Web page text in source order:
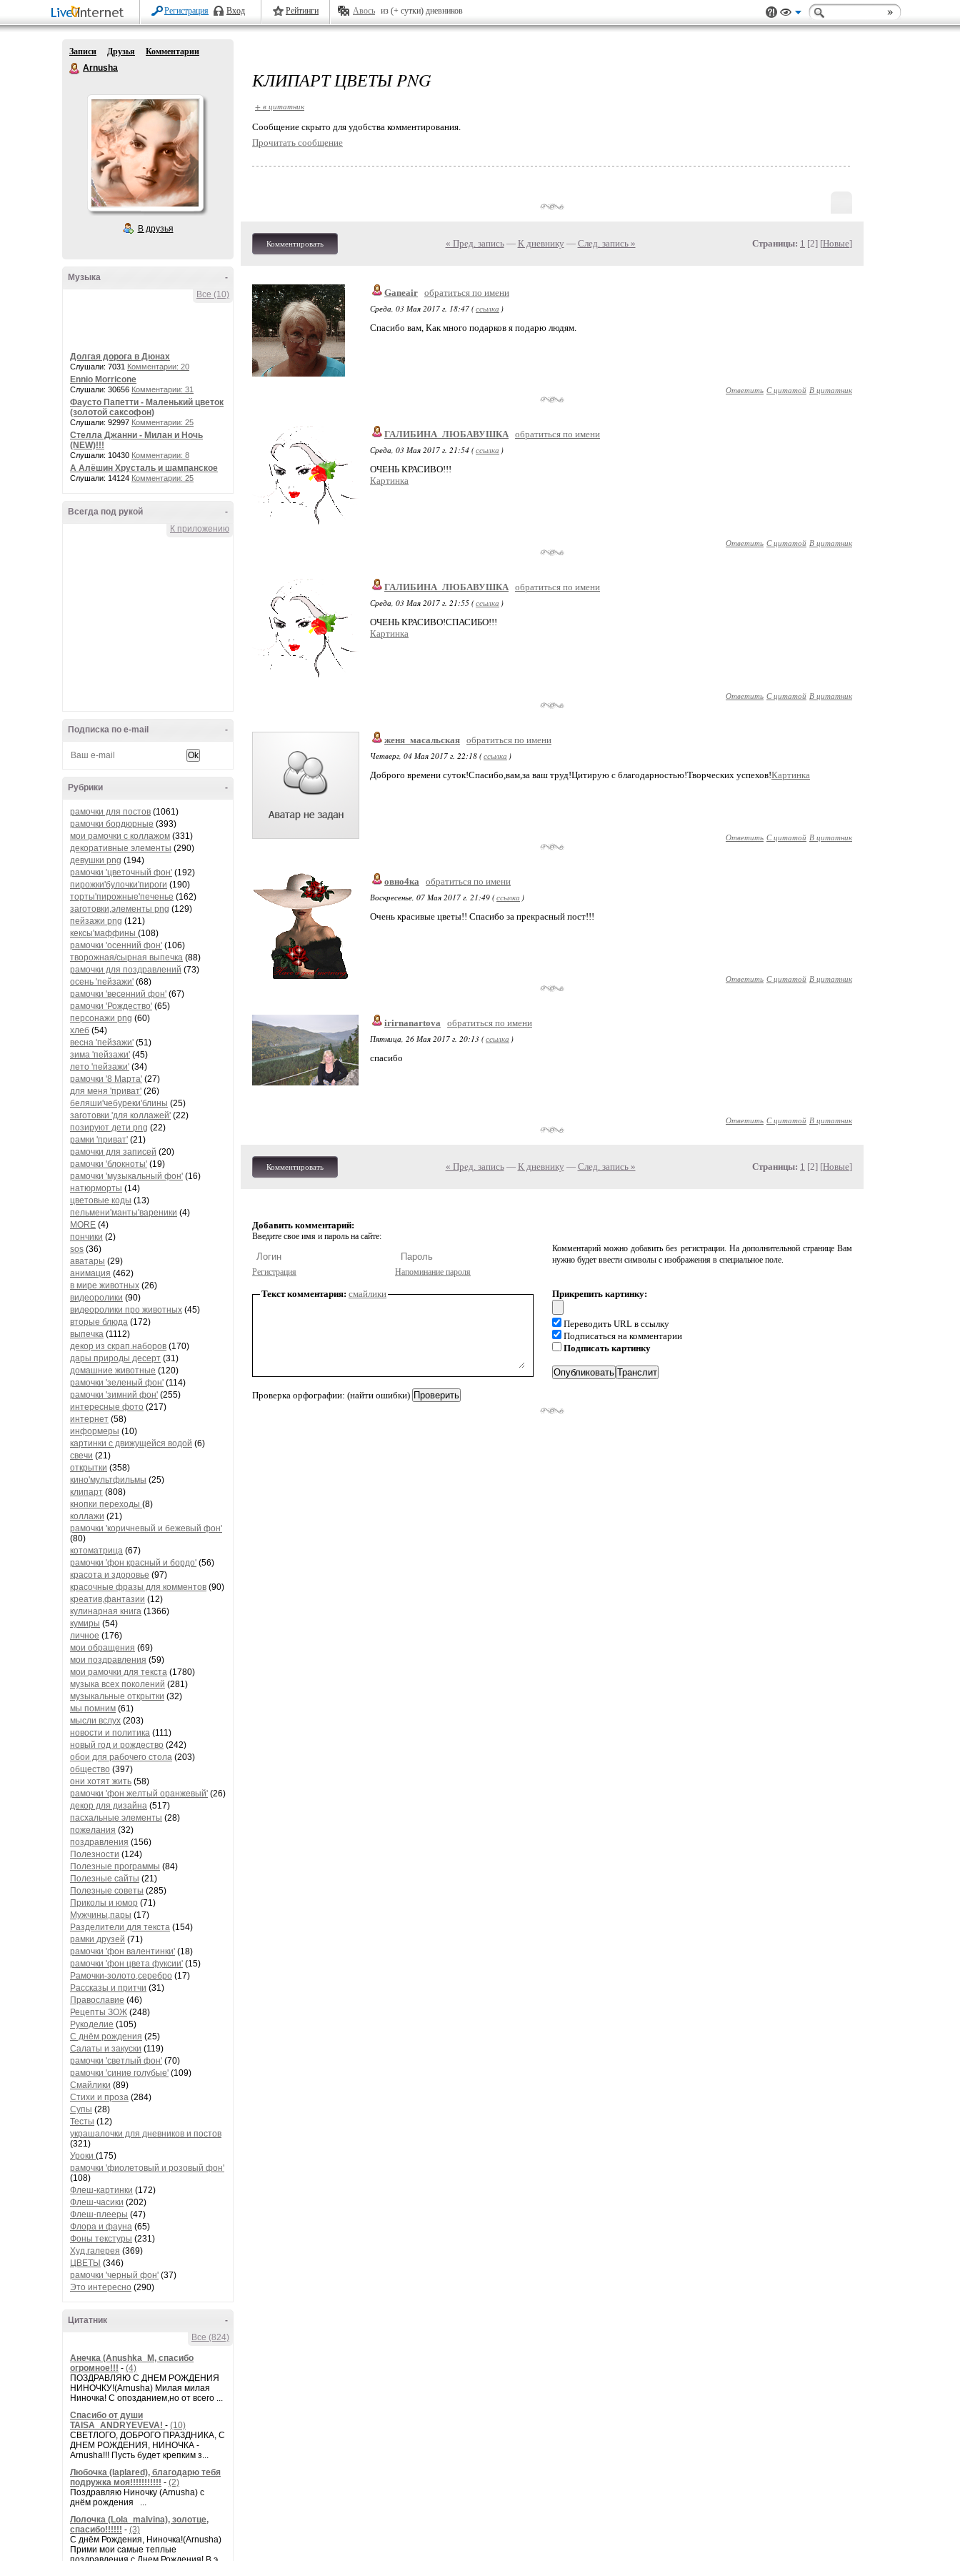
Регистрация Вход Рейтинги Авось из (+ сутки) дневников
Записи Друзья
Комментарии
Arnusha
В друзья
-
Музыка
Все (10)
Долгая дорога в Дюнах
Слушали: 7031 Комментарии: 20
Ennio Morricone
Слушали: 30656 Комментарии: 31
Фаусто Папетти - Маленький цветок
(золотой саксофон)
Слушали: 92997 Комментарии: 25
Стелла Джанни - Милан и Ночь
(NEW)!!!
Слушали: 10430 Комментарии: 8
А Алёшин Хрусталь и шампанское
Слушали: 14124 Комментарии: 25
-
Всегда под рукой
К приложению
-
Подписка по e-mail
-
Рубрики
рамочки для постов (1061)
рамочки бордюрные (393)
мои рамочки с коллажом (331)
декоративные элементы (290)
девушки png (194)
рамочки 'цветочный фон' (192)
пирожки'булочки'пироги (190)
торты'пирожные'печенье (162)
заготовки,элементы png (129)
пейзажи png (121)
кексы'маффины (108)
рамочки 'осенний фон' (106)
творожная/сырная выпечка (88)
рамочки для поздравлений (73)
осень 'пейзажи' (68)
рамочки 'весенний фон' (67)
рамочки 'Рождество' (65)
персонажи png (60)
хлеб (54)
весна 'пейзажи' (51)
зима 'пейзажи' (45)
лето 'пейзажи' (34)
рамочки '8 Марта' (27)
для меня 'приват' (26)
беляши'чебуреки'блины (25)
заготовки 'для коллажей' (22)
позируют дети png (22)
рамки 'приват' (21)
рамочки для записей (20)
рамочки 'блокноты' (19)
рамочки 'музыкальный фон' (16)
натюрморты (14)
цветовые коды (13)
пельмени'манты'вареники (4)
MORE (4)
пончики (2)
sos (36)
аватары (29)
анимация (462)
в мире животных (26)
видеоролики (90)
видеоролики про животных (45)
вторые блюда (172)
выпечка (1112)
декор из скрап.наборов (170)
дары природы десерт (31)
домашние животные (120)
рамочки 'зеленый фон' (114)
рамочки 'зимний фон' (255)
интересные фото (217)
интернет (58)
информеры (10)
картинки с движущейся водой (6)
свечи (21)
открытки (358)
кино'мультфильмы (25)
клипарт (808)
кнопки переходы (8)
коллажи (21)
рамочки 'коричневый и бежевый фон'
(80)
котоматрица (67)
рамочки 'фон красный и бордо' (56)
красота и здоровье (97)
красочные фразы для комментов (90)
креатив,фантазии (12)
кулинарная книга (1366)
кумиры (54)
личное (176)
мои обращения (69)
мои поздравления (59)
мои рамочки для текста (1780)
музыка всех поколений (281)
музыкальные открытки (32)
мы помним (61)
мысли вслух (203)
новости и политика (111)
новый год и рождество (242)
обои для рабочего стола (203)
общество (397)
они хотят жить (58)
рамочки 'фон желтый оранжевый' (26)
декор для дизайна (517)
пасхальные элементы (28)
пожелания (32)
поздравления (156)
Полезности (124)
Полезные программы (84)
Полезные сайты (21)
Полезные советы (285)
Приколы и юмор (71)
Мужчины,пары (17)
Разделители для текста (154)
рамки друзей (71)
рамочки 'фон валентинки' (18)
рамочки 'фон цвета фуксии' (15)
Рамочки-золото,серебро (17)
Рассказы и притчи (31)
Православие (46)
Рецепты ЗОЖ (248)
Рукоделие (105)
С днём рождения (25)
Салаты и закуски (119)
рамочки 'светлый фон' (70)
рамочки 'синие голубые' (109)
Смайлики (89)
Стихи и проза (284)
Супы (28)
Тесты (12)
украшалочки для дневников и постов
(321)
Уроки (175)
рамочки 'фиолетовый и розовый фон'
(108)
Флеш-картинки (172)
Флеш-часики (202)
Флеш-плееры (47)
Флора и фауна (65)
Фоны текстуры (231)
Худ.галерея (369)
ЦВЕТЫ (346)
рамочки 'черный фон' (37)
Это интересно (290)
-
Цитатник
Все (824)
Анечка (Anushka_M, спасибо
огромное!!! - (4)
ПОЗДРАВЛЯЮ С ДНЕМ РОЖДЕНИЯ
НИНОЧКУ!(Arnusha) Милая милая
Ниночка! С опозданием,но от всего ...
Спасибо от души
TAISA_ANDRYEVEVA! - (10)
СВЕТЛОГО, ДОБРОГО ПРАЗДНИКА, С
ДНЕМ РОЖДЕНИЯ, НИНОЧКА -
Arnusha!!! Пусть будет крепким з...
Любочка (laplared), благодарю тебя
подружка моя!!!!!!!!!!! - (2)
Поздравляю Ниночку (Arnusha) с
днём рождения ...
Лолочка (Lola_malvina), золотце,
спасибо!!!!!! - (3)
С днём Рождения, Ниночка!(Аrnusha)
Прими мои самые теплые
КЛИПАРТ ЦВЕТЫ PNG
+ в цитатник
Cообщение скрыто для удобства комментирования.
Прочитать сообщение
Комментировать « Пред. запись— К дневнику — След. запись » Страницы: 1 [2] [Новые]
Ganeair обратиться по имени
Среда, 03 Мая 2017 г. 18:47 (ссылка )
Спасибо вам, Как много подарков я подарю людям.
Ответить С цитатой В цитатник
ГАЛИБИНА_ЛЮБАВУШКА обратиться по имени
Среда, 03 Мая 2017 г. 21:54 (ссылка )
ОЧЕНЬ КРАСИВО!!!
Картинка
Ответить С цитатой В цитатник
ГАЛИБИНА_ЛЮБАВУШКА обратиться по имени
Среда, 03 Мая 2017 г. 21:55 (ссылка )
ОЧЕНЬ КРАСИВО!СПАСИБО!!!
Картинка
Ответить С цитатой В цитатник
женя_масальская обратиться по имени
Четверг, 04 Мая 2017 г. 22:18 (ссылка )
Доброго времени суток!Спасибо,вам,за ваш труд!Цитирую с благодарностью!Творческих успехов!Картинка
Ответить С цитатой В цитатник
овно4ка
обратиться по имени
Воскресенье, 07 Мая 2017 г. 21:49 (ссылка )
Очень красивые цветы!! Спасибо за прекрасный пост!!!
Ответить С цитатой В цитатник
irirnanartova
обратиться по имени
Пятница, 26 Мая 2017 г. 20:13 (ссылка )
спасибо
Ответить С цитатой В цитатник
Комментировать « Пред. запись— К дневнику — След. запись » Страницы: 1 [2] [Новые]
Добавить комментарий:
Введите свое имя и пароль на сайте:
Регистрация Напоминание пароля
Комментарий можно добавить без регистрации. На дополнительной странице Вам
нужно будет ввести символы с изображения в специальное поле.
Текст комментария: смайлики
Проверка орфографии: (найти ошибки)
Прикрепить картинку:
Переводить URL в ссылку
Подписаться на комментарии
Подписать картинку